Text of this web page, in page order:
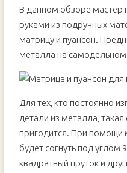
В данном обзоре мастер
руками из подручных
матрицу и пуансон.
металла на самодельном
Для тех, кто постоянно
детали из металла,
пригодится. При помощи
будет согнуть под углом
квадратный пруток и